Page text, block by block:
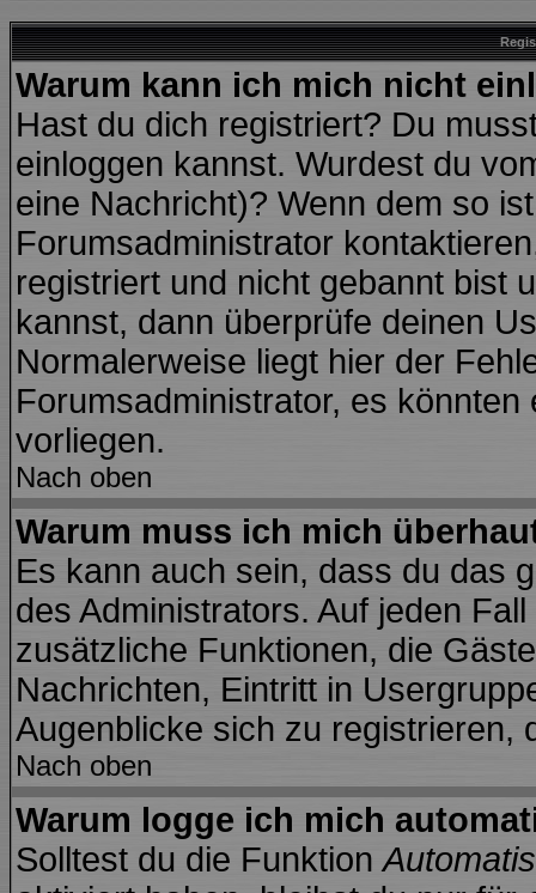
Warum kann ich mich nicht
Hast du dich registriert? Du
einloggen kannst. Wurdest du
eine Nachricht)? Wenn dem so
Forumsadministrator
registriert und nicht gebannt bist
kannst, dann überprüfe deinen
Normalerweise liegt hier der
Forumsadministrator, es
vorliegen.
Nach oben
Warum muss ich mich
Es kann auch sein, dass du das
des Administrators. Auf jeden
zusätzliche Funktionen, die
Nachrichten, Eintritt in
Augenblicke sich zu registrieren,
Nach oben
Warum logge ich mich
Solltest du die Funktion